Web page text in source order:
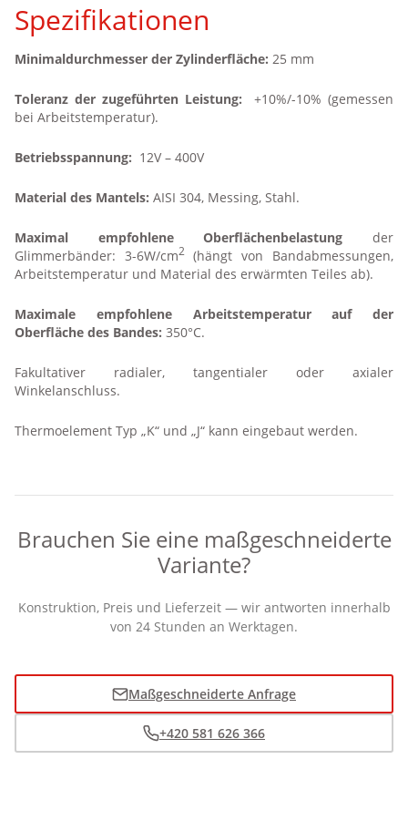
Heizkörper für Radiatoren
Heizkörper und Komponenten für die Eisenbahn
Heizkörper für das Auftauen von Honig
Spezifikationen
Minimaldurchmesser der Zylinderfläche: 25 mm
Toleranz der zugeführten Leistung:
+10%/-10% (gemessen
bei Arbeitstemperatur).
Betriebsspannung: 12V – 400V
Material des Mantels: AISI 304, Messing, Stahl.
Maximal empfohlene Oberflächenbelastung der
Glimmerbänder: 3-6W/cm2 (hängt von Bandabmessungen,
Arbeitstemperatur und Material des erwärmten Teiles ab).
Maximale empfohlene Arbeitstemperatur auf der
Oberfläche des Bandes: 350°C.
Fakultativer radialer, tangentialer oder axialer
Winkelanschluss.
Thermoelement Typ „K“ und „J“ kann eingebaut werden.
Brauchen Sie eine maßgeschneiderte
Variante?
Konstruktion, Preis und Lieferzeit — wir antworten innerhalb
von 24 Stunden an Werktagen.
Maßgeschneiderte Anfrage
+420 581 626 366